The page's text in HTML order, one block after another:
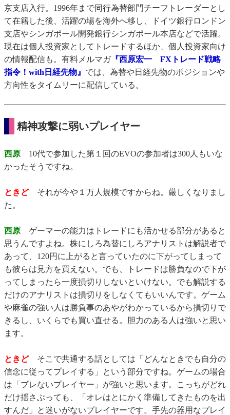
京支店入行。1996年まで同行為替部門チーフトレーダーとし
て在籍した後、活躍の場を海外へ移し、ドイツ銀行ロンドン
支店やシンガポール開発銀行シンガポール本店などで活躍。
現在は個人投資家としてトレードするほか、個人投資家向け
の情報配信も。有料メルマガ『西原宏一 FXトレード戦略
指令！with日経先物』 では、為替や日経先物のポジションや
方向性をタイムリーに配信している。
精神攻撃に弱いプレイヤー
西原 10代で参加した第１回のEVOの参加者は300人もいな
かったそうですね。
ときどそれが今や１万人規模ですからね。厳しくなりまし
た。
西原 ゲーマーの能力はトレードにも活かせる部分があると
思うんですよね。株にしろ為替にしろアナリストは解説者で
あって、120円に上がると言っていたのに下がってしまって
も彼らは見方を買えない。でも、トレードは勝負なので下が
ってしまったら一度損切りしないといけない。でも解説する
だけのアナリストは損切りをしなくてもいいんです。ゲーム
や麻雀の強い人は勝負事のあやがわかっているから損切りで
きるし、いくらでも買い直せる。胆力のある人は強いと思い
ます。
ときどそこで共通する話としては「どんなときでも自分の
信念に従ってプレイする」という部分ですね。ゲームの場合
は「ブレないプレイヤー」が強いと思います。こっちがどれ
だけ揺さぶっても、「オレはとにかく準備してきたものを出
すんだ」と迷いがないプレイヤーです。手先の器用なプレイ